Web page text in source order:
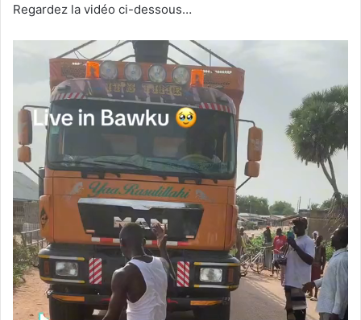
Regardez la vidéo ci-dessous…